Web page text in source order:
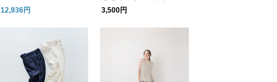
12,936円
ツ 接触冷感 速乾 UVカッ
ト
3,500円